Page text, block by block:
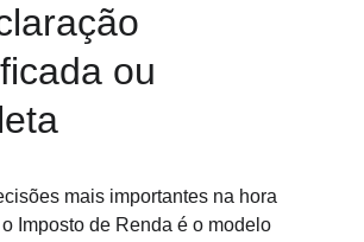
ou
mais importantes na hora
Imposto de Renda é o modelo